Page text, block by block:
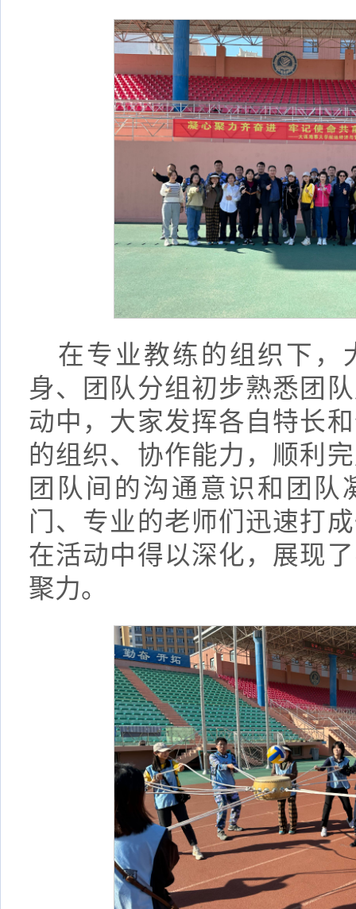
在专业教练的组织下，
身、团队分组初步熟悉团
动中，大家发挥各自特长
的组织、协作能力，顺利
团队间的沟通意识和团队
门、专业的老师们迅速打
在活动中得以深化，展现
聚力。